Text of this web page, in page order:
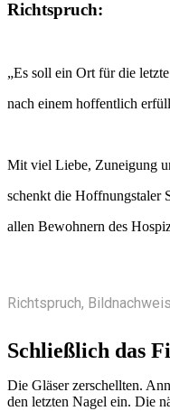
Richtspruch:
„Es soll ein Ort für die
nach einem hoffentlich
Mit viel Liebe, Zuneigung
schenkt die Hoffnungstaler
allen Bewohnern des
Richtspruch,
Schließlich das
Die Gläser zerschellten.
den letzten Nagel ein. Die